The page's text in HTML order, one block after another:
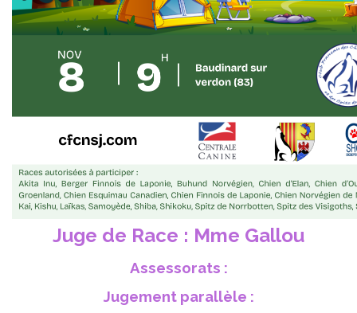
Juge de Race : Mme Gallou
Assessorats :
Jugement parallèle :